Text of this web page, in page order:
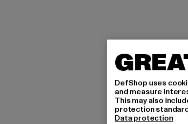
DefShop uses
and measure
This may also
protection
Data protection